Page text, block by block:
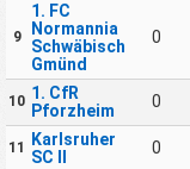
9
1. FC
Normannia
Schwäbisch
Gmünd
0
10 1. CfR
Pforzheim
0
11
Karlsruher
SC II
0